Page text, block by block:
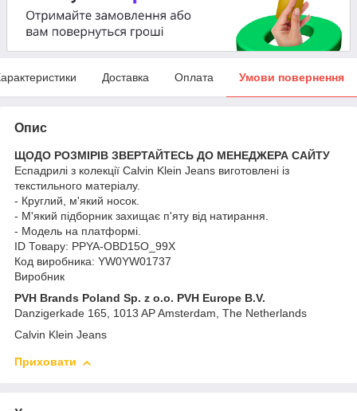
Доставка Оплата Умови повернення
Опис
ЩОДО РОЗМІРІВ ЗВЕРТАЙТЕСЬ ДО МЕНЕДЖЕРА САЙТУ
Еспадрилі з колекції Calvin Klein Jeans виготовлені із
текстильного матеріалу.
- Круглий, м'який носок.
- М'який підборник захищає п'яту від натирання.
- Модель на платформі.
ID Товару: PPYA-OBD15O_99X
Код виробника: YW0YW01737
Виробник
PVH Brands Poland Sp. z o.o. PVH Europe B.V.
Danzigerkade 165, 1013 AP Amsterdam, The Netherlands
Calvin Klein Jeans
Приховати